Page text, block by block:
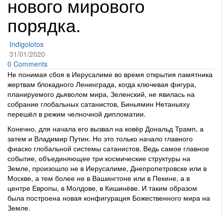
нового мирового
порядка.
Indigolotos
31/01/2020
0 Comments
Не понимая сбоя в Иерусалиме во время открытия памятника
жертвам блокадного Ленинграда, когда ключевая фигура,
планируемого дьяволом мира, Зеленский, не явилась на
собрание глобальных сатанистов, Биньямин Нетаньяху
перешёл в режим челночной дипломатии.
Конечно, для начала его вызвал на ковёр Дональд Трамп, а
затем и Владимир Путин. Но это только начало главного
фиаско глобальной системы сатанистов. Ведь самое главное
событие, объединяющее три космические структуры на
Земле, произошло не в Иерусалиме, Днепропетровске или в
Москве, а тем более не в Вашингтоне или в Пекине, а в
центре Европы, в Молдове, в Кишинёве. И таким образом
была построена новая конфигурация Божественного мира на
Земле.